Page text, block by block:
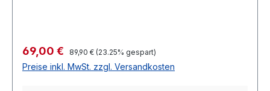
Größe: 82 cm Schrittlänge bei kurzer Größe: 75
cm Fussweite: 38 cm 75 % Polyester 20 %
Viscose 5 % ElasthanWaschbar 30° CArtikel Nr.:
Verkaufspreis:
69,00 € Regulärer Preis:
89,90 € (23.25% gespart)
Preise inkl. MwSt. zzgl. Versandkosten